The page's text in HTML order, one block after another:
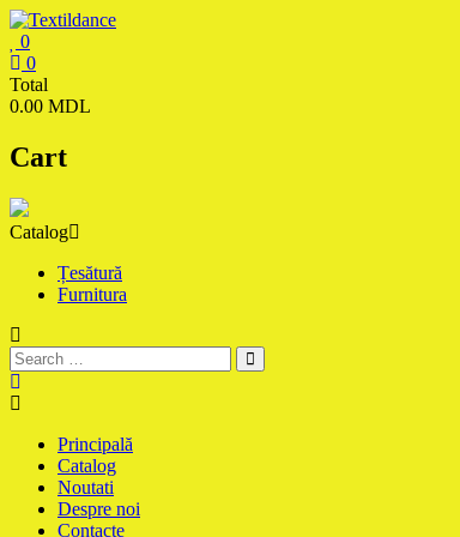
Skip
to
content
Textildance.md
0
0
Total
0.00 MDL
Cart
Catalog
Țesătură
Furnitura
Principală
Catalog
Noutati
Despre noi
Contacte